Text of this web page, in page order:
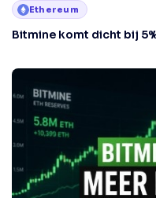
Ethereum
Bitmine komt dicht bij